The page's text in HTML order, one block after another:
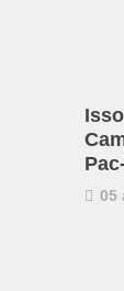
05